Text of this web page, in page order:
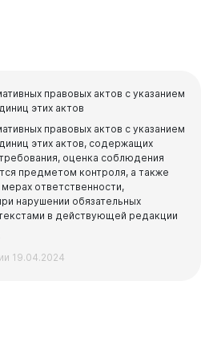
правовых актов с указанием
этих актов
правовых актов с указанием
этих актов, содержащих
оценка соблюдения
предметом контроля, а также
ответственности,
нарушении обязательных
в действующей редакции
19.04.2024